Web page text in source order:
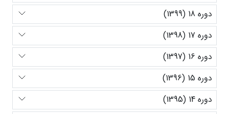
دوره 18 (1399)
دوره 17 (1398)
دوره 16 (1397)
دوره 15 (1396)
دوره 14 (1395)